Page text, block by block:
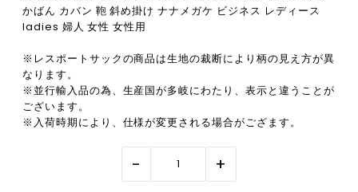
かばん カバン 鞄 斜め掛け ナナメガケ ビジネス レディース
ladies 婦人 女性 女性用
※レスポートサックの商品は生地の裁断により柄の見え方が異
なります。
※並行輸入品の為、生産国が多岐にわたり、表示と違うことが
ございます。
※入荷時期により、仕様が変更される場合がござます。
- +